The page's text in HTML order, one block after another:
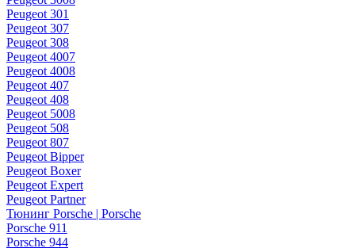
Peugeot 301
Peugeot 307
Peugeot 308
Peugeot 4007
Peugeot 4008
Peugeot 407
Peugeot 408
Peugeot 5008
Peugeot 508
Peugeot 807
Peugeot Bipper
Peugeot Boxer
Peugeot Expert
Peugeot Partner
Тюнинг Porsche | Porsche
Porsche 911
Porsche 944